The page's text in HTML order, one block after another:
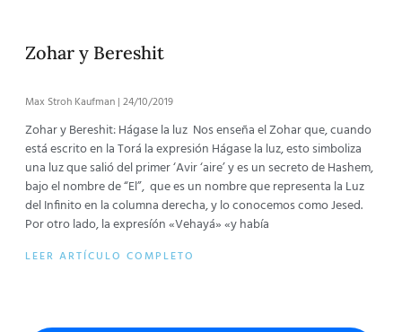
Zohar y Bereshit
Max Stroh Kaufman 24/10/2019
Zohar y Bereshit: Hágase la luz Nos enseña el Zohar que, cuando
está escrito en la Torá la expresión Hágase la luz, esto simboliza
una luz que salió del primer ‘Avir ‘aire’ y es un secreto de Hashem,
bajo el nombre de “El”, que es un nombre que representa la Luz
del Infinito en la columna derecha, y lo conocemos como Jesed.
Por otro lado, la expresíón «Vehayá» «y había
LEER ARTÍCULO COMPLETO